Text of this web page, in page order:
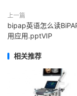
上一篇
bipap英语怎么读
用应用.pptVIP
相关推荐